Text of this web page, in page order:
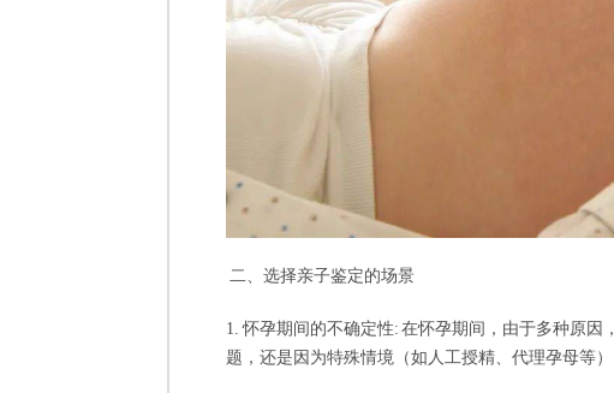
二、选择亲子鉴定的场景
1. 怀孕期间的不确定性: 在怀孕期间，由于多种原
题，还是因为特殊情境（如人工授精、代理孕母等